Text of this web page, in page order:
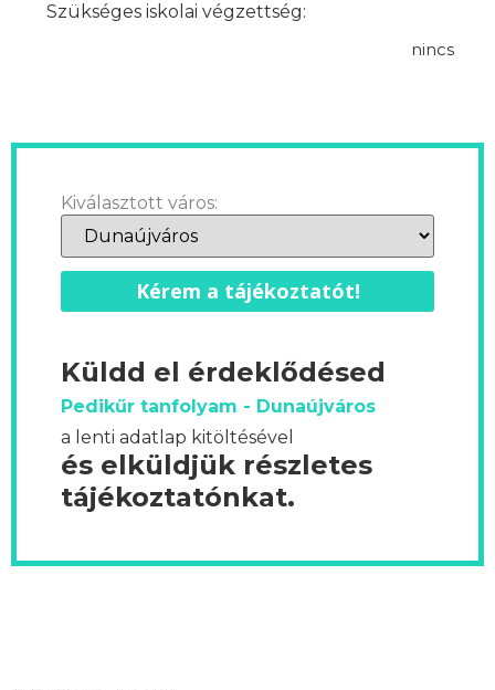
Szükséges iskolai végzettség:
nincs
Kiválasztott város:
Kérem a tájékoztatót!
Küldd el érdeklődésed
Pedikűr tanfolyam - Dunaújváros
a lenti adatlap kitöltésével
és elküldjük részletes
tájékoztatónkat.